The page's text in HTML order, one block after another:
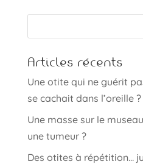
Articles récents
Une otite qui ne guérit
se cachait dans l’oreille ?
Une masse sur le
une tumeur ?
Des otites à répétition…